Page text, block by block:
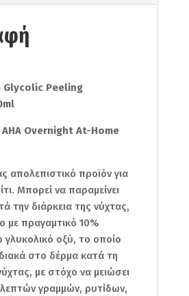
Glycolic Peeling
Overnight At-Home
απολεπιστικό προϊόν για
Μπορεί να παραμείνει
την διάρκεια της νύχτας,
με πραγαμτικό 10%
γλυκολικό οξύ, το οποίο
στο δέρμα κατά τη
με στόχο να μειώσει
γραμμών, ρυτίδων,